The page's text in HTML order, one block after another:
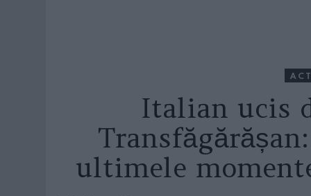
Italian ucis
ultimele